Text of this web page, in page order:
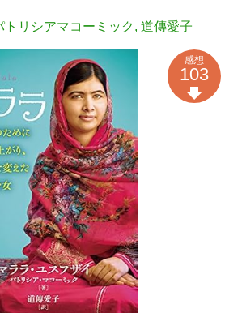
トリシアマコーミック, 道傳愛子
感想
103